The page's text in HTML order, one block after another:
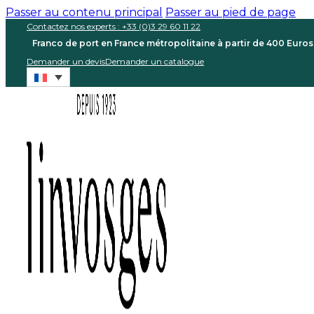
Passer au contenu principal Passer au pied de page
Contactez nos experts : +33 (0)3 29 60 11 22
Franco de port en France métropolitaine à partir de 400 Euros
Demander un devisDemander un catalogue